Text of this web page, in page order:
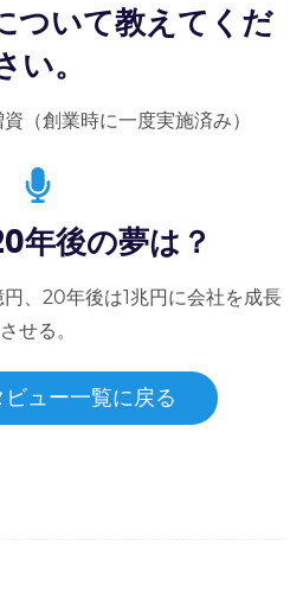
ついて教えてくだ
い。
（創業時に一度実施済み）
年後の夢は？
、20年後は1兆円に会社を成長
させる。
ュー一覧に戻る